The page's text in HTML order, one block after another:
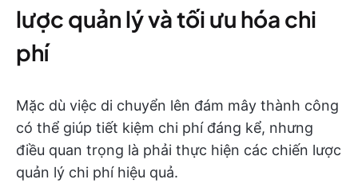
lược quản lý và tối ưu hóa chi
phí
Mặc dù việc di chuyển lên đám mây thành công
có thể giúp tiết kiệm chi phí đáng kể, nhưng
điều quan trọng là phải thực hiện các chiến lược
quản lý chi phí hiệu quả.